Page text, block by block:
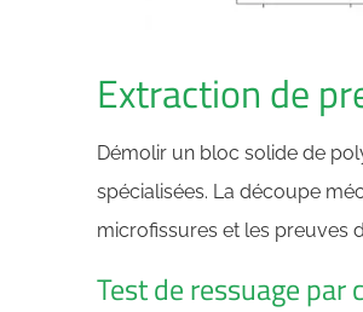
Extraction de
Démolir un bloc solide de
spécialisées. La découpe
microfissures et les preuves
Test de ressuage